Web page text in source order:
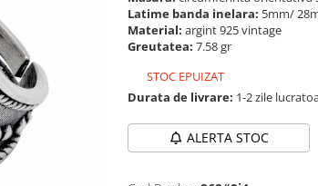
Latime banda inelara: 5mm/
Material: argint 925 vintage
Greutatea: 7.58 gr
STOC EPUIZAT
Durata de livrare: 1-2 zile
ALERTA STOC